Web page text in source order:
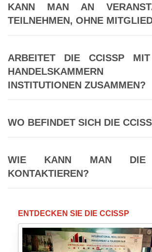
KANN MAN AN
TEILNEHMEN, OHNE
ARBEITET DIE CCISSP MIT
INSTITUTIONEN ZUSAMMEN?
WO BEFINDET SICH DIE
WIE KANN MAN DIE
KONTAKTIEREN?
ENTDECKEN SIE DIE CCISSP